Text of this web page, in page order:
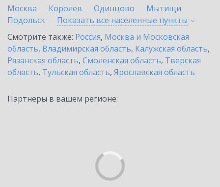
Москва
Королев Одинцово
Мытищи
Подольск
Показать все населенные пункты
Смотрите также: Россия, Москва и Московская
область, Владимирская область, Калужская область,
Рязанская область, Смоленская область, Тверская
область, Тульская область, Ярославская область
Партнеры в вашем регионе: